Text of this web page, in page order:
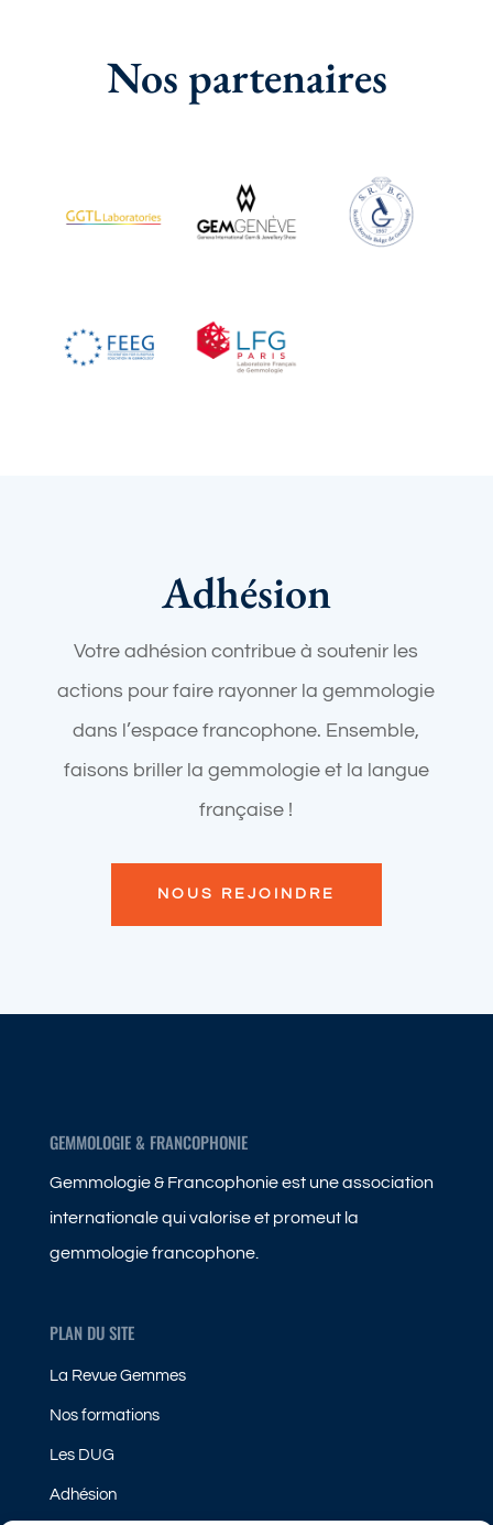
Nos partenaires
Adhésion
Votre adhésion contribue à soutenir les
actions pour faire rayonner la gemmologie
dans l’espace francophone. Ensemble,
faisons briller la gemmologie et la langue
française !
NOUS REJOINDRE
GEMMOLOGIE & FRANCOPHONIE
Gemmologie & Francophonie est une association
internationale qui valorise et promeut la
gemmologie francophone.
PLAN DU SITE
La Revue Gemmes
Nos formations
Les DUG
Adhésion